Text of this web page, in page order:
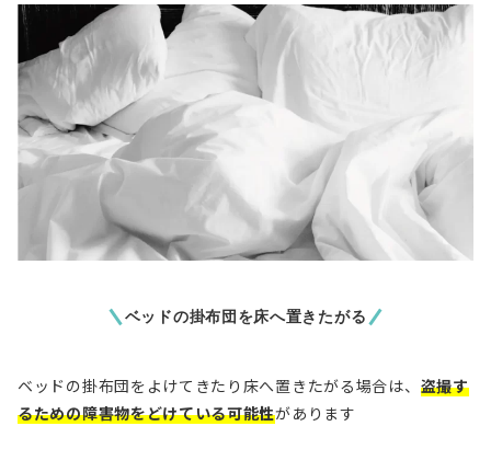
ベッドの掛布団を床へ置きたがる
ベッドの掛布団をよけてきたり床へ置きたがる場合は、 盗撮す
るための障害物をどけている可能性があります